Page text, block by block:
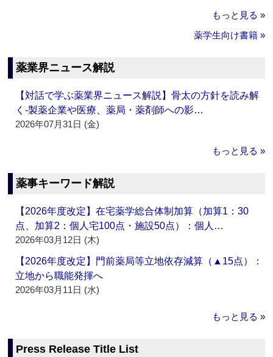
もっと見る »
薬学生向け書籍 »
薬業界ニュース解説
【対話で学ぶ薬業界ニュース解説】骨太の方針を読み解
く‐製薬企業や医療、薬局・薬剤師への影…
2026年07月31日 (金)
もっと見る »
薬事キーワード解説
【2026年度改定】在宅薬学総合体制加算（加算1：30
点、加算2：個人宅100点・施設50点）：個人…
2026年03月12日 (木)
【2026年度改定】門前薬局等立地依存減算（▲15点）：
立地から職能発揮へ
2026年03月11日 (水)
もっと見る »
Press Release Title List